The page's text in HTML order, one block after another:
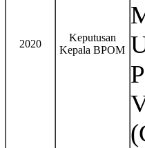
2020
Keputusan
Kepala BPOM